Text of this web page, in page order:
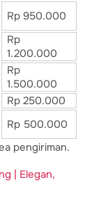
Rp 950.000
Rp
1.200.000
Rp
1.500.000
Rp 250.000
Rp 500.000
pengiriman.
| Elegan,